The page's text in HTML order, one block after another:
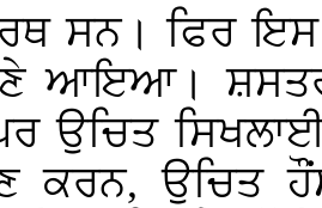
ਸਨ। ਫਿਰ ਇਸ
ਆਇਆ। ਸ਼ਸਤਰ
ਉਚਿਤ
ਕਰਨ, ਉਚਿਤ